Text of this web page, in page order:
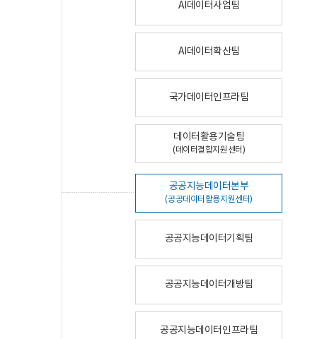
AI데이터사업팀
AI데이터확산팀
국가데이터인프라팀
데이터활용기술팀
(데이터결합지원센터)
공공지능데이터본부
(공공데이터활용지원센터)
공공지능데이터기획팀
공공지능데이터개방팀
공공지능데이터인프라팀